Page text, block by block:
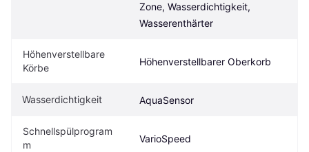
Zone, Wasserdichtigkeit,
Wasserenthärter
Höhenverstellbare
Körbe
Höhenverstellbarer Oberkorb
Wasserdichtigkeit AquaSensor
Schnellspülprogram
m
VarioSpeed